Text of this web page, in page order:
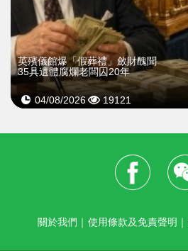
英殯儀館爆「假葬禮」斂財醜聞
35具遺體腐爛老闆囚20年
04/08/2026 19121
關於我們 ｜ 使用條款及免責聲明 ｜